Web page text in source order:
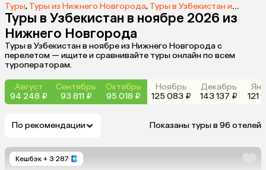
Туры, Туры из Нижнего Новгорода, Туры в Узбекистан из Нижнего Новгорода
Туры в Узбекистан в ноябре 2026 из
Нижнего Новгорода
Туры в Узбекистан в ноябре из Нижнего Новгорода с
перелетом — ищите и сравнивайте туры онлайн по всем
туроператорам.
Август
94 248 ₽
Сентябрь
93 811 ₽
Октябрь
95 018 ₽
Ноябрь
125 083 ₽
Декабрь
143 137 ₽
121
По рекомендации Показаны туры в 96 отелей
Кешбэк + 3 287